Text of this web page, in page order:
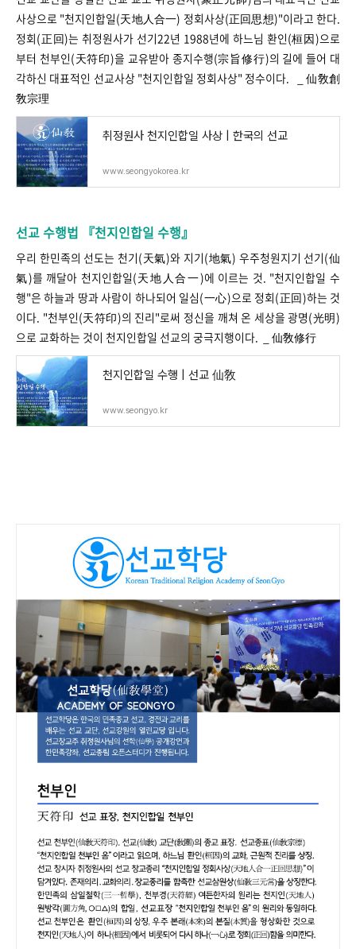
사상으로 "천지인합일(天地人合一) 정회사상(正回思想)"이라고 한다.
정회(正回)는 취정원사가 선기22년 1988년에 하느님 환인(桓因)으로
부터 천부인(天符印)을 교유받아 종지수행(宗旨修行)의 길에 들어 대
각하신 대표적인 선교사상 "천지인합일 정회사상" 정수이다. _ 仙敎創
敎宗理
취정원사 천지인합일 사상 | 한국의 선교
www.seongyokorea.kr
선교 수행법 『천지인합일 수행』
우리 한민족의 선도는 천기(天氣)와 지기(地氣) 우주청원지기 선기(仙
氣)를 깨달아 천지인합일(天地人合一)에 이르는 것. "천지인합일 수
행"은 하늘과 땅과 사람이 하나되어 일심(一心)으로 정회(正回)하는 것
이다. "천부인(天符印)의 진리"로써 정신을 깨쳐 온 세상을 광명(光明)
으로 교화하는 것이 천지인합일 선교의 궁극지행이다. _ 仙敎修行
천지인합일 수행 | 선교 仙敎
www.seongyo.kr